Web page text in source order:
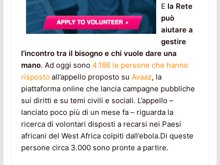
E la Rete
può
aiutare a
gestire
l’incontro tra il bisogno e chi vuole dare una
mano. Ad oggi sono 4.186 le persone che hanno
rispostoall’appello proposto su Avaaz, la
piattaforma online che lancia campagne pubbliche
sui diritti e su temi civili e sociali. L’appello –
lanciato poco più di un mese fa – riguarda la
ricerca di volontari disposti a recarsi nei Paesi
africani del West Africa colpiti dall’ebola.Di queste
persone circa 3.000 sono pronte a partire.